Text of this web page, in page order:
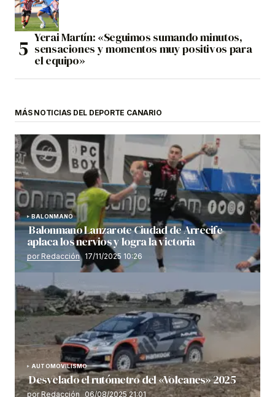
Yerai Martín: «Seguimos sumando minutos,
sensaciones y momentos muy positivos para
el equipo»
MÁS NOTICIAS DEL DEPORTE CANARIO
BALONMANO
Balonmano Lanzarote Ciudad de Arrecife
aplaca los nervios y logra la victoria
por Redacción 17/11/2025 10:26
AUTOMOVILISMO
Desvelado el rutómetro del «Volcanes» 2025
por Redacción 06/08/2025 21:01